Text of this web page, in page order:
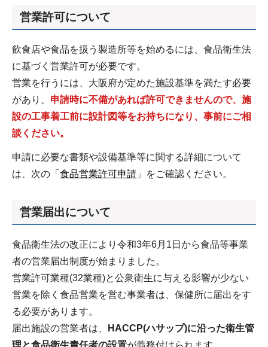
営業許可について
飲食店や食品を扱う製造所等を始めるには、食品衛生法
に基づく営業許可が必要です。
営業を行うには、大阪府が定めた施設基準を満たす必要
があり、 申請時に不備があれば許可できませんので、施
設の工事着工前に設計図等をお持ちになり、事前にご相
談ください。
申請に必要な書類や設備基準等に関する詳細について
は、次の「 食品営業許可申請 」をご確認ください。
営業届出について
食品衛生法の改正により令和3年6月1日から食品等事業
者の営業届出制度が始まりました。
営業許可業種(32業種)と公衆衛生に与える影響が少ない
営業を除く食品営業を営む事業者は、保健所に届出をす
る必要があります。
届出施設の営業者は、
HACCP(ハサップ)に沿った衛生管
理と食品衛生責任者の設置が義務付けられます。